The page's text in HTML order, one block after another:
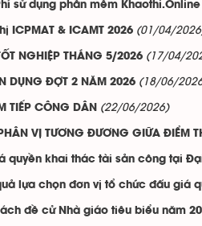
sử dụng phần mềm
ICPMAT & ICAMT 2026 (01/04/
NGHIỆP THÁNG 5/2026 (17/04/
DỤNG ĐỢT 2 NĂM 2026 (18/06/
TIẾP CÔNG DÂN (22/06/2026)
VỊ TƯƠNG ĐƯƠNG GIỮA ĐIỂM
quyền khai thác tài sản công tại
lựa chọn đơn vị tổ chức đấu giá
đề cử Nhà giáo tiêu biểu năm